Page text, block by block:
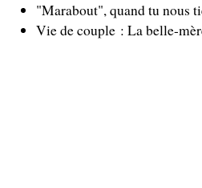
"Marabout", quand tu nous
Vie de couple : La belle-